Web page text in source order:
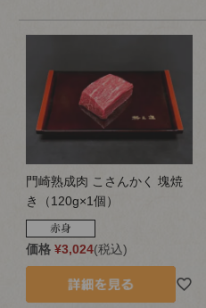
門崎熟成肉 こさんかく 塊焼
き（120g×1個）
価格 ¥3,024 税込